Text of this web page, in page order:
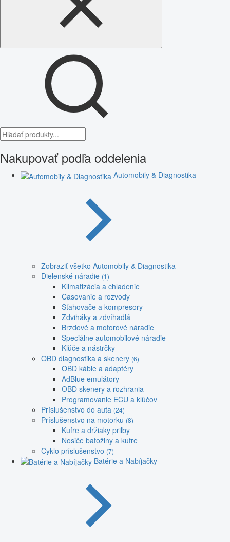
Nakupovať podľa oddelenia
Automobily & Diagnostika
Zobraziť všetko Automobily & Diagnostika
Dielenské náradie (1)
Klimatizácia a chladenie
Časovanie a rozvody
Sťahovače a kompresory
Zdviháky a zdvíhadlá
Brzdové a motorové náradie
Špeciálne automobilové náradie
Kľúče a nástrčky
OBD diagnostika a skenery (6)
OBD káble a adaptéry
AdBlue emulátory
OBD skenery a rozhrania
Programovanie ECU a kľúčov
Príslušenstvo do auta (24)
Príslušenstvo na motorku (8)
Kufre a držiaky prilby
Nosiče batožiny a kufre
Cyklo príslušenstvo (7)
Batérie a Nabíjačky